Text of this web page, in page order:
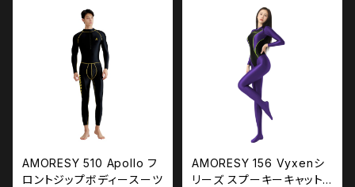
AMORESY 510 Apollo フ
ロントジップボディースーツ
AMORESY 156 Vyxenシ
リーズ スプーキーキャット